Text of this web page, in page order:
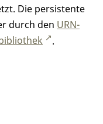
Die persistente
durch den URN-
.